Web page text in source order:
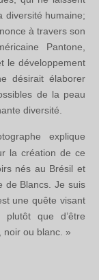
diversité humaine;
à travers son
Pantone,
le développement
désirait élaborer
de la peau
diversité.
explique
la création de ce
nés au Brésil et
de Blancs. Je suis
une quête visant
que d’être
noir ou blanc. »